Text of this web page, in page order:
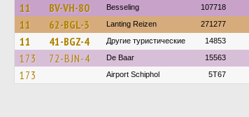
11 BV-VH-80 Besseling 107718
11 62-BGL-3 Lanting Reizen 271277
11 41-BGZ-4 Другие туристические 14853
173 72-BJN-4 De Baar 15563
173 Airport Schiphol 5T67